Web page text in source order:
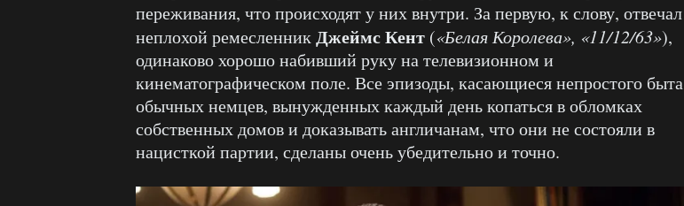
переживания, что происходят у них внутри. За первую, к слову, отвечал
неплохой ремесленникДжеймс Кент («Белая Королева», «11/12/63»),
одинаково хорошо набивший руку на телевизионном и
кинематографическом поле. Все эпизоды, касающиеся непростого быта
обычных немцев, вынужденных каждый день копаться в обломках
собственных домов и доказывать англичанам, что они не состояли в
нацисткой партии, сделаны очень убедительно и точно.